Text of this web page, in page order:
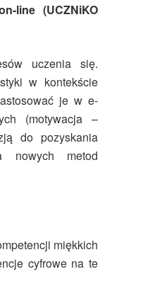
line (UCZNiKO
uczenia się.
w kontekście
je w e-
(motywacja –
do pozyskania
nowych metod
miękkich
cyfrowe na te